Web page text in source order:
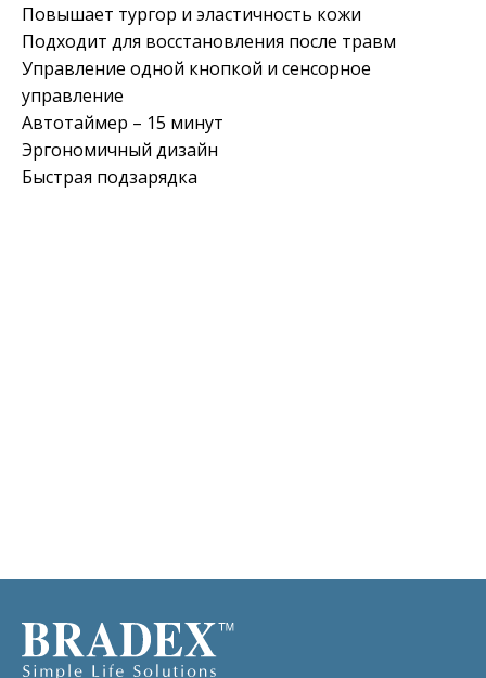
Повышает тургор и эластичность кожи
Подходит для восстановления после травм
Управление одной кнопкой и сенсорное
управление
Автотаймер – 15 минут
Эргономичный дизайн
Быстрая подзарядка